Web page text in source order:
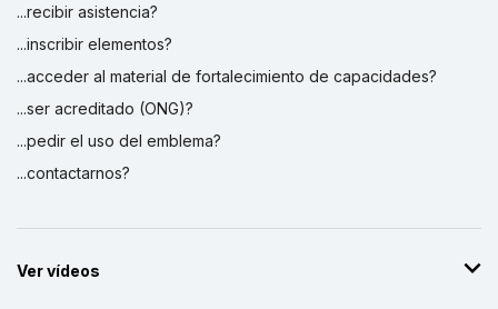
...recibir asistencia?
...inscribir elementos?
...acceder al material de fortalecimiento de capacidades?
...ser acreditado (ONG)?
...pedir el uso del emblema?
...contactarnos?
Ver vídeos